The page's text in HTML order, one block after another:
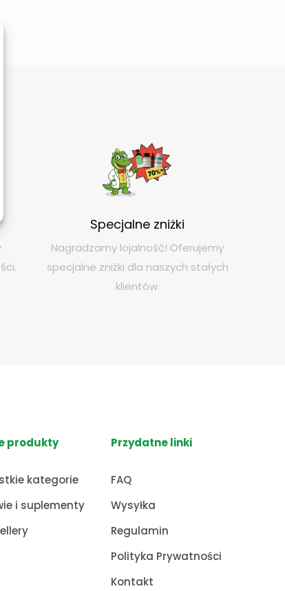
Specjalne zniżki
Nagradzamy lojalność! Oferujemy
specjalne zniżki dla naszych stałych
klientów.
produkty
kategorie
i suplementy
Przydatne linki
FAQ
Wysyłka
Regulamin
Polityka Prywatności
Kontakt